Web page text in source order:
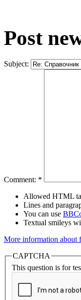
Post
Subject:
Comment: *
Allowed HTML
Lines and
You can use
Textual smileys
More information about
CAPTCHA
This question is for